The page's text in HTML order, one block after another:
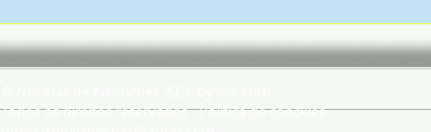
Todos os direitos reservados - Política de coockies